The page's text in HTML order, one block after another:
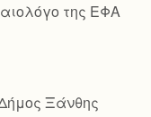
της ΕΦΑ
Ξάνθης